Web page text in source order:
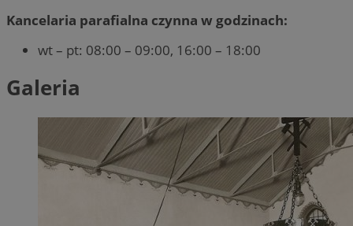
Kancelaria parafialna czynna w godzinach:
wt – pt: 08:00 – 09:00, 16:00 – 18:00
Galeria